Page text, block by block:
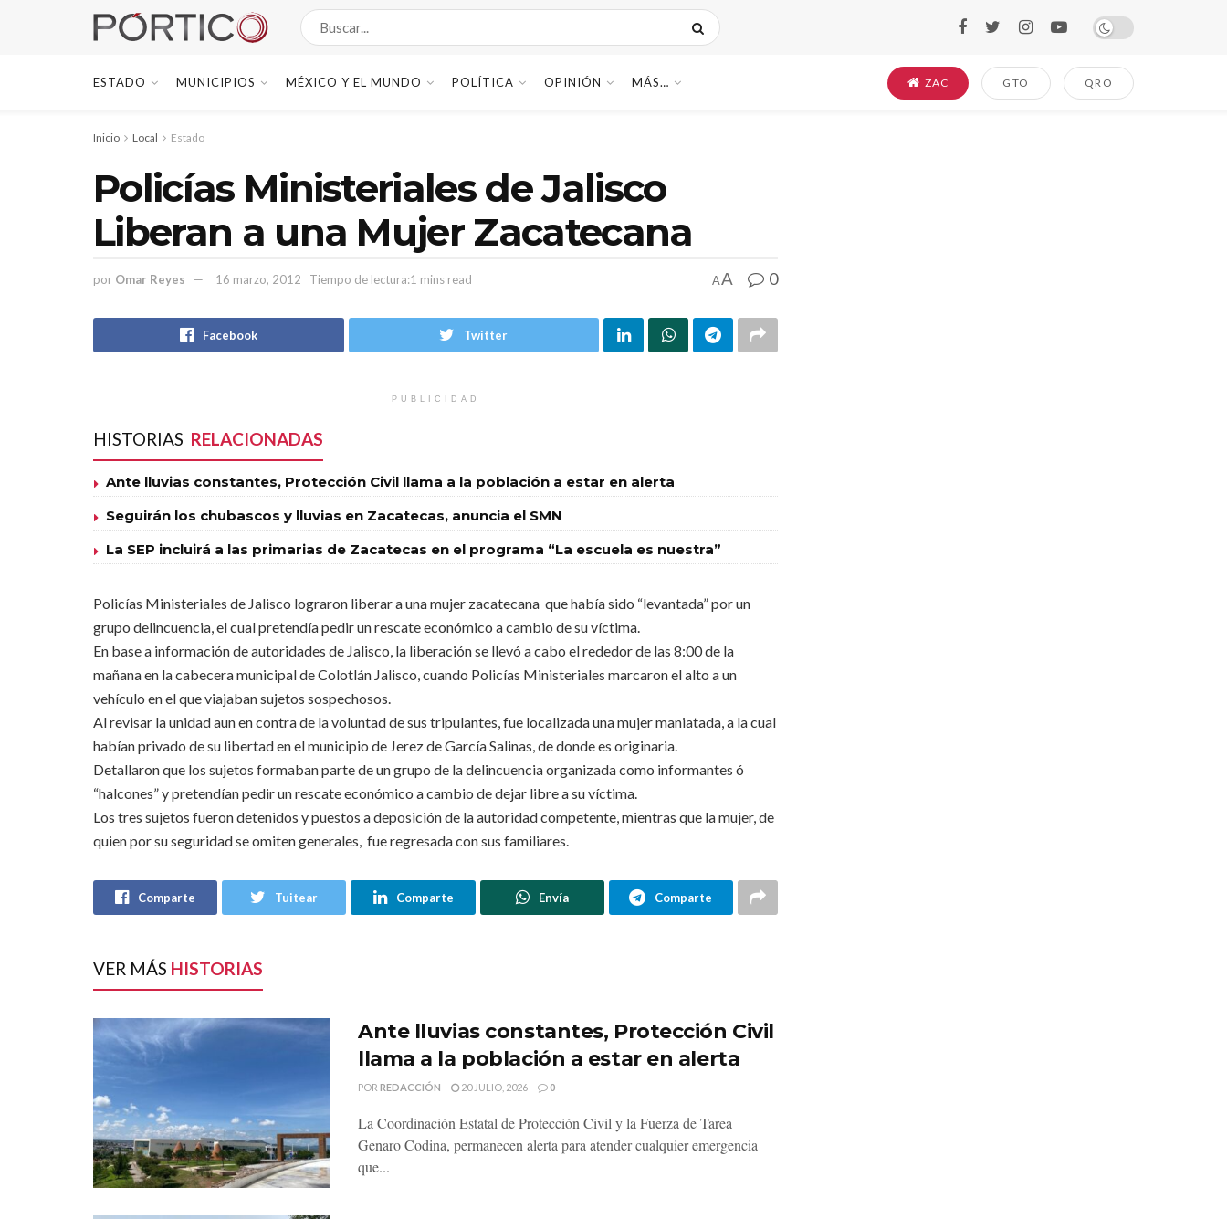
ESTADO MUNICIPIOS MÉXICO Y EL MUNDO POLÍTICA OPINIÓN MÁS… ZAC GTO QRO
Inicio Local Estado
Policías Ministeriales de Jalisco
Liberan a una Mujer Zacatecana
por Omar Reyes 16 marzo, 2012 Tiempo de lectura:1 mins read AA 0
Facebook Twitter
PUBLICIDAD
HISTORIAS RELACIONADAS
Ante lluvias constantes, Protección Civil llama a la población a estar en alerta
Seguirán los chubascos y lluvias en Zacatecas, anuncia el SMN
La SEP incluirá a las primarias de Zacatecas en el programa “La escuela es nuestra”
Policías Ministeriales de Jalisco lograron liberar a una mujer zacatecana que había sido “levantada” por un
grupo delincuencia, el cual pretendía pedir un rescate económico a cambio de su víctima.
En base a información de autoridades de Jalisco, la liberación se llevó a cabo el rededor de las 8:00 de la
mañana en la cabecera municipal de Colotlán Jalisco, cuando Policías Ministeriales marcaron el alto a un
vehículo en el que viajaban sujetos sospechosos.
Al revisar la unidad aun en contra de la voluntad de sus tripulantes, fue localizada una mujer maniatada, a la cual
habían privado de su libertad en el municipio de Jerez de García Salinas, de donde es originaria.
Detallaron que los sujetos formaban parte de un grupo de la delincuencia organizada como informantes ó
“halcones” y pretendían pedir un rescate económico a cambio de dejar libre a su víctima.
Los tres sujetos fueron detenidos y puestos a deposición de la autoridad competente, mientras que la mujer, de
quien por su seguridad se omiten generales, fue regresada con sus familiares.
Comparte Tuitear Comparte Envía Comparte
VER MÁS HISTORIAS
Ante lluvias constantes, Protección Civil
llama a la población a estar en alerta
POR REDACCIÓN 20 JULIO, 2026 0
La Coordinación Estatal de Protección Civil y la Fuerza de Tarea
Genaro Codina, permanecen alerta para atender cualquier emergencia
que...